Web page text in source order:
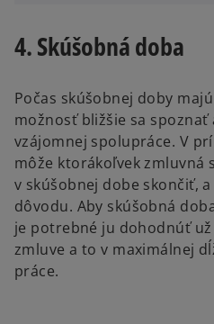
4. Skúšobná doba
Počas skúšobnej doby
možnosť bližšie sa
vzájomnej spolupráce. V
môže ktorákoľvek zmluvná
v skúšobnej dobe skončiť,
dôvodu. Aby skúšobná
je potrebné ju dohodnúť
zmluve a to v maximálnej
práce.